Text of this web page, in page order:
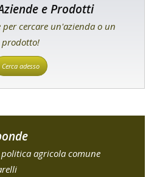
e Prodotti
per cercare un'azienda o un
prodotto!
Cerca adesso
agricola comune